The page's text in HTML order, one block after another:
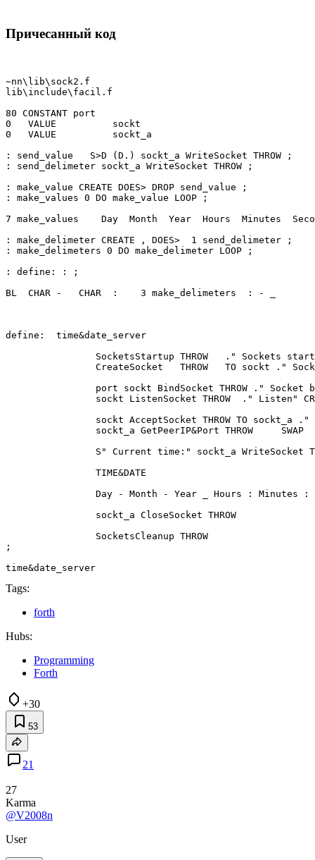
Причесанный код
~nn\lib\sock2.f
lib\include\facil.f
80 CONSTANT port
0   VALUE          sockt
0   VALUE          sockt_a
: send_value   S>D (D.) sockt_a WriteSocket THROW ;
: send_delimeter sockt_a WriteSocket THROW ;
: make_value CREATE DOES> DROP send_value ;
: make_values 0 DO make_value LOOP ;
7 make_values    Day  Month  Year  Hours  Minutes
: make_delimeter CREATE , DOES>  1 send_delimeter ;
: make_delimeters 0 DO make_delimeter LOOP ;
: define: : ;
BL  CHAR -   CHAR  :    3 make_delimeters  : - _
define:  time&date_server
SocketsStartup THROW   ." Sockets
CreateSocket   THROW   TO sockt ."
port sockt BindSocket THROW ." Socket
                sockt ListenSocket THROW  ." Listen" CR
sockt AcceptSocket THROW TO sockt_a
sockt_a GetPeerIP&Port THROW     SWAP
S" Current time:" sockt_a WriteSocket
                TIME&DATE
Day - Month - Year _ Hours : Minutes
                sockt_a CloseSocket THROW
                SocketsCleanup THROW
;
Tags:
forth
Hubs:
Programming
Forth
+30
53
21
27
Karma
@V2008n
User